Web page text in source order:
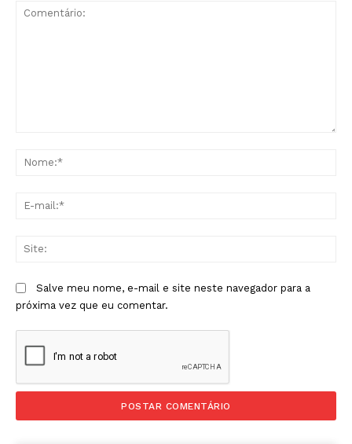
Salve meu nome, e-mail e site neste navegador para a
próxima vez que eu comentar.